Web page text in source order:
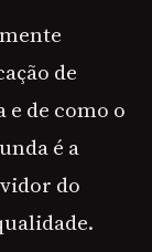
de
e de como o
é a
do